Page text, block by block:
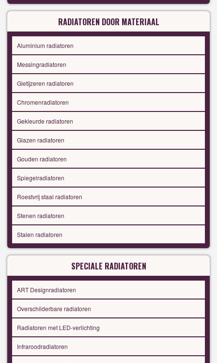
RADIATOREN DOOR MATERIAAL
Aluminium radiatoren
Messingradiatoren
Gietijzeren radiatoren
Chromenradiatoren
Gekleurde radiatoren
Glazen radiatoren
Gouden radiatoren
Spiegelradiatoren
Roestvrij staal radiatoren
Stenen radiatoren
Stalen radiatoren
SPECIALE RADIATOREN
ART Designradiatoren
Overschilderbare radiatoren
Radiatoren met LED-verlichting
Infraroodradiatoren